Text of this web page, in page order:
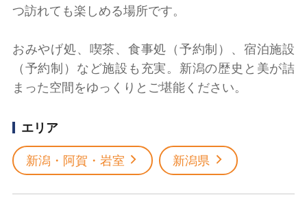
つ訪れても楽しめる場所です。
おみやげ処、喫茶、食事処（予約制）、宿泊施設
（予約制）など施設も充実。新潟の歴史と美が詰
まった空間をゆっくりとご堪能ください。
エリア
新潟・阿賀・岩室 新潟県